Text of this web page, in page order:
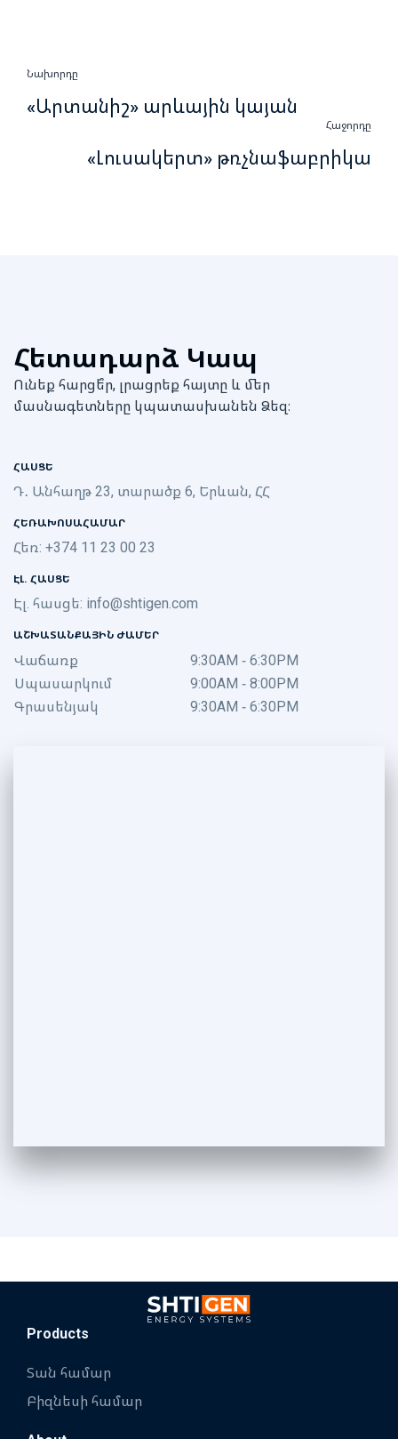
Նախորդը
«Արտանիշ» արևային կայան
Հաջորդը
«Լուսակերտ» թռչնաֆաբրիկա
Հետադարձ Կապ
Ունեք հարցե՞ր, լրացրեք հայտը և մեր
մասնագետները կպատասխանեն Ձեզ։
ՀԱՍՑԵ
Դ․ Անհաղթ 23, տարածք 6, Երևան, ՀՀ
ՀԵՌԱԽՈՍԱՀԱՄԱՐ
Հեռ: +374 11 23 00 23
ԷԼ. ՀԱՍՑԵ
Էլ. հասցե: info@shtigen.com
ԱՇԽԱՏԱՆՔԱՅԻՆ ԺԱՄԵՐ
Վաճառք
9:30AM - 6:30PM
Սպասարկում
9:00AM - 8:00PM
Գրասենյակ
9:30AM - 6:30PM
Products
Տան համար
Բիզնեսի համար